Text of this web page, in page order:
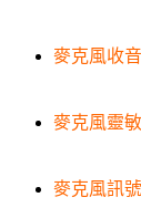
麥克風收
麥克風靈
麥克風訊